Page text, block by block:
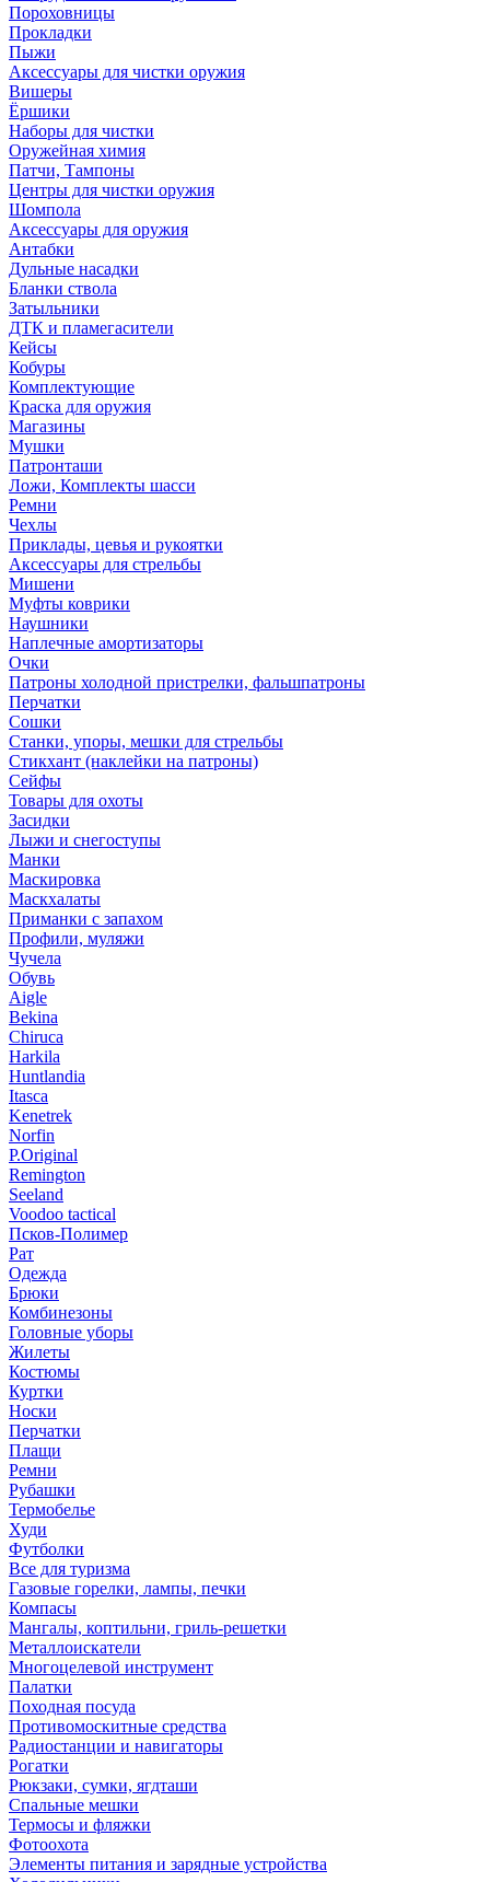
Пороховницы
Прокладки
Пыжи
Аксессуары для чистки оружия
Вишеры
Ёршики
Наборы для чистки
Оружейная химия
Патчи, Тампоны
Центры для чистки оружия
Шомпола
Аксессуары для оружия
Антабки
Дульные насадки
Бланки ствола
Затыльники
ДТК и пламегасители
Кейсы
Кобуры
Комплектующие
Краска для оружия
Магазины
Мушки
Патронташи
Ложи, Комплекты шасси
Ремни
Чехлы
Приклады, цевья и рукоятки
Аксессуары для стрельбы
Мишени
Муфты коврики
Наушники
Наплечные амортизаторы
Очки
Патроны холодной пристрелки, фальшпатроны
Перчатки
Сошки
Станки, упоры, мешки для стрельбы
Стикхант (наклейки на патроны)
Сейфы
Товары для охоты
Засидки
Лыжи и снегоступы
Манки
Маскировка
Маскхалаты
Приманки с запахом
Профили, муляжи
Чучела
Обувь
Aigle
Bekina
Chiruсa
Harkila
Huntlandia
Itasca
Kenetrek
Norfin
P.Original
Remington
Seeland
Voodoo tactical
Псков-Полимер
Рат
Одежда
Брюки
Комбинезоны
Головные уборы
Жилеты
Костюмы
Куртки
Носки
Перчатки
Плащи
Ремни
Рубашки
Термобелье
Худи
Футболки
Все для туризма
Газовые горелки, лампы, печки
Компасы
Мангалы, коптильни, гриль-решетки
Металлоискатели
Многоцелевой инструмент
Палатки
Походная посуда
Противомоскитные средства
Радиостанции и навигаторы
Рогатки
Рюкзаки, сумки, ягдташи
Спальные мешки
Термосы и фляжки
Фотоохота
Элементы питания и зарядные устройства